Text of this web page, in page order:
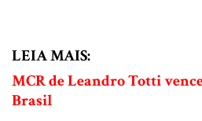
LEIA MAIS:
MCR de Leandro Totti
Brasil